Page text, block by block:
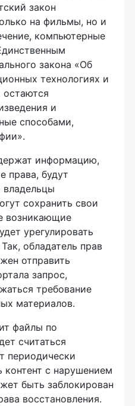
закон
на фильмы, но и
компьютерные
закона «Об
технологиях и
и
способами,
информацию,
права, будут
владельцы
сохранить свои
возникающие
урегулировать
обладатель прав
отправить
запрос,
требование
материалов.
файлы по
считаться
периодически
с нарушением
быть заблокирован
восстановления.